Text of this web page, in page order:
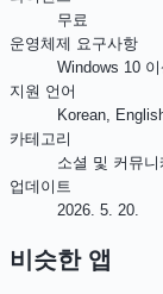
무료
운영체제 요구사항
Windows 10
지원 언어
Korean,
카테고리
소셜 및 커뮤니
업데이트
2026. 5. 20.
비슷한 앱